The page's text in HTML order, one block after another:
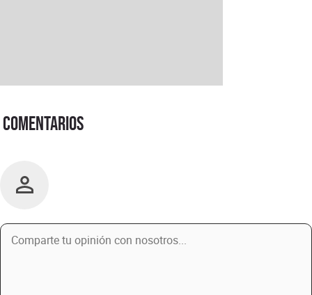
Comentarios